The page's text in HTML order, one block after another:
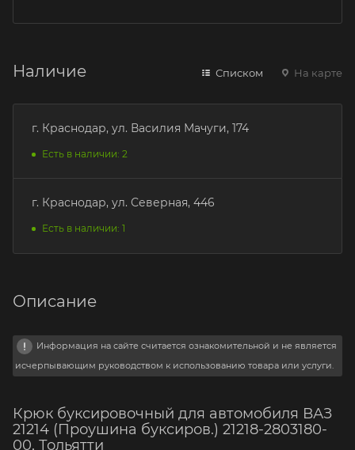
Наличие Списком На карте
г. Краснодар, ул. Василия Мачуги, 174
Есть в наличии: 2
г. Краснодар, ул. Северная, 446
Есть в наличии: 1
Описание
Информация на сайте считается ознакомительной и не является
исчерпывающим руководством к использованию товара или услуги.
Крюк буксировочный для автомобиля ВАЗ
21214 (Проушина буксиров.) 21218-2803180-
00, Тольятти